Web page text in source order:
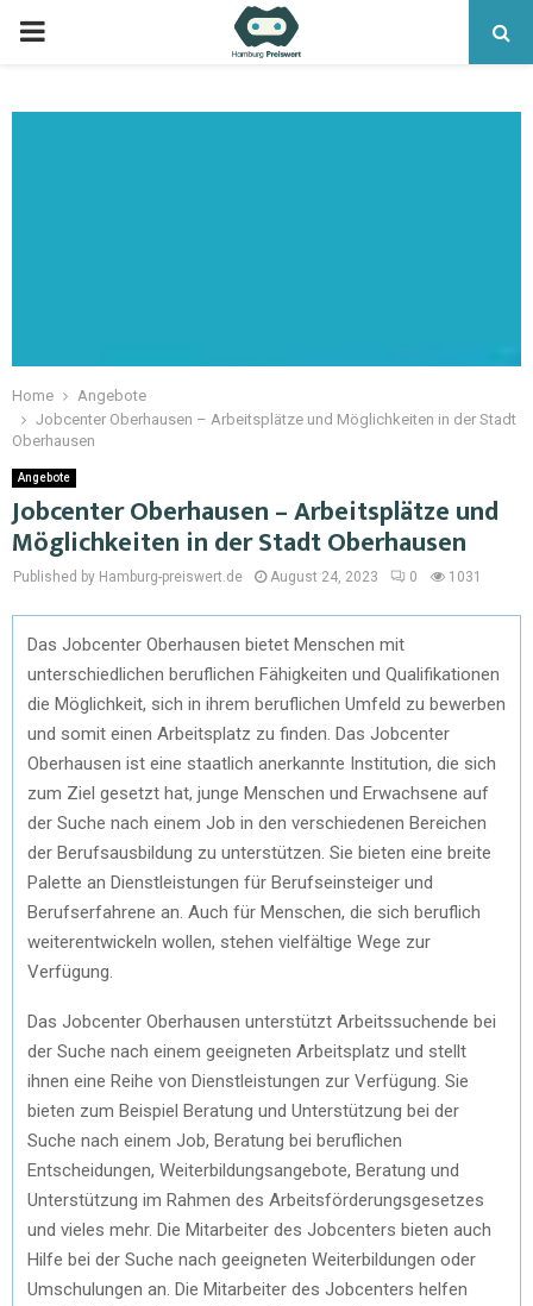
Home
Angebote
Jobcenter Oberhausen – Arbeitsplätze und Möglichkeiten in der Stadt
Oberhausen
Angebote
Jobcenter Oberhausen – Arbeitsplätze und
Möglichkeiten in der Stadt Oberhausen
Published by Hamburg-preiswert.de August 24, 2023 0 1031
Das Jobcenter Oberhausen bietet Menschen mit
unterschiedlichen beruflichen Fähigkeiten und Qualifikationen
die Möglichkeit, sich in ihrem beruflichen Umfeld zu bewerben
und somit einen Arbeitsplatz zu finden. Das Jobcenter
Oberhausen ist eine staatlich anerkannte Institution, die sich
zum Ziel gesetzt hat, junge Menschen und Erwachsene auf
der Suche nach einem Job in den verschiedenen Bereichen
der Berufsausbildung zu unterstützen. Sie bieten eine breite
Palette an Dienstleistungen für Berufseinsteiger und
Berufserfahrene an. Auch für Menschen, die sich beruflich
weiterentwickeln wollen, stehen vielfältige Wege zur
Verfügung.
Das Jobcenter Oberhausen unterstützt Arbeitssuchende bei
der Suche nach einem geeigneten Arbeitsplatz und stellt
ihnen eine Reihe von Dienstleistungen zur Verfügung. Sie
bieten zum Beispiel Beratung und Unterstützung bei der
Suche nach einem Job, Beratung bei beruflichen
Entscheidungen, Weiterbildungsangebote, Beratung und
Unterstützung im Rahmen des Arbeitsförderungsgesetzes
und vieles mehr. Die Mitarbeiter des Jobcenters bieten auch
Hilfe bei der Suche nach geeigneten Weiterbildungen oder
Umschulungen an. Die Mitarbeiter des Jobcenters helfen